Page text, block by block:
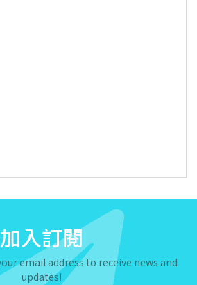
加入訂閱
email address to receive news and
updates!